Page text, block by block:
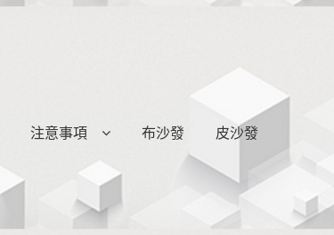
注意事項 布沙發 皮沙發